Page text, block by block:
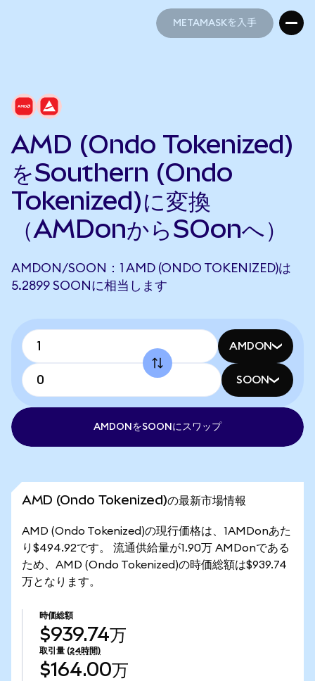
METAMASKを入手
AMD (Ondo Tokenized)
をSouthern (Ondo
Tokenized)に変換
（AMDonからSOonへ）
AMDON/SOON：1 AMD (ONDO TOKENIZED)は
5.2899 SOONに相当します
AMDON
SOON
AMDONをSOONにスワップ
AMD (Ondo Tokenized)の最新市場情報
AMD (Ondo Tokenized)の現行価格は、1AMDonあた
り$494.92です。 流通供給量が1.90万 AMDonである
ため、AMD (Ondo Tokenized)の時価総額は$939.74
万となります。
時価総額
$939.74万
取引量 (24時間)
$164.00万